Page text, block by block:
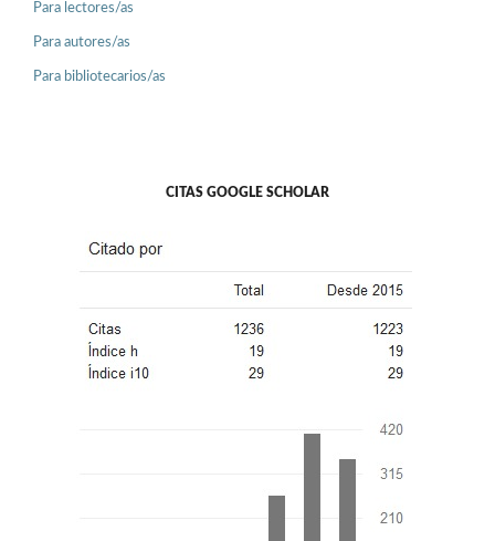
Para lectores/as
Para autores/as
Para bibliotecarios/as
CITAS GOOGLE SCHOLAR